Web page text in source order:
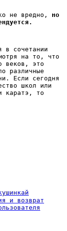
не вредно, но
в сочетании
на то, что
веков, это
различные
Если сегодня
школ или
каратэ, то
и возврат